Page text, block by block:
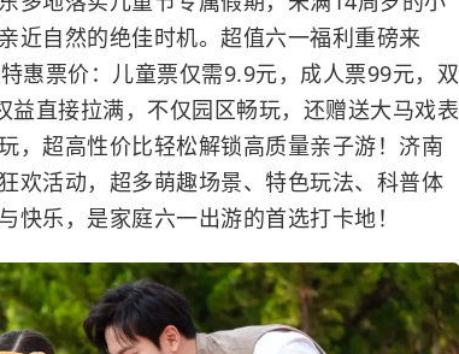
近自然的绝佳时机。超值六一福利重磅来
惠票价：儿童票仅需9.9元，成人票99元，双
直接拉满，不仅园区畅玩，还赠送大马戏表
，超高性价比轻松解锁高质量亲子游！济南
欢活动，超多萌趣场景、特色玩法、科普体
乐，是家庭六一出游的首选打卡地！